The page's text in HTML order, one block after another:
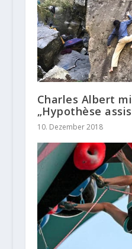
Charles Albert
„Hypothèse
10. Dezember 2018